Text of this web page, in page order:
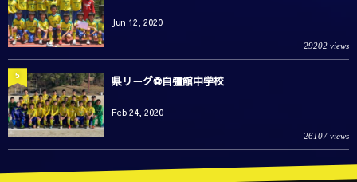
Jun 12, 2020
29202 views
県リーグ⚽️自彊館中学校
Feb 24, 2020
26107 views
5